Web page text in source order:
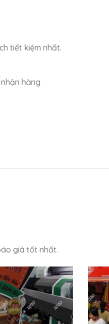
tiết kiệm nhất.
hàng
giá tốt nhất.